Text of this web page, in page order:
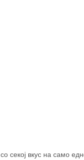
секој вкус на само